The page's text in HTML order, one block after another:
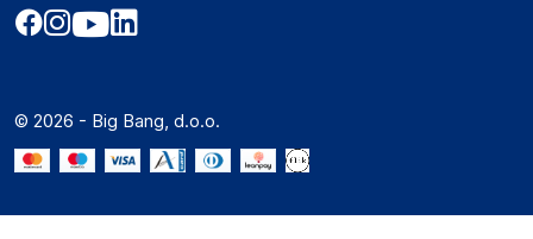
Akt o digitalnih storitvah
Marketplace za partnerje
Novosti
Zavarovanje izdelkov
Kako oddati naročilo?
© 2026 - Big Bang, d.o.o.